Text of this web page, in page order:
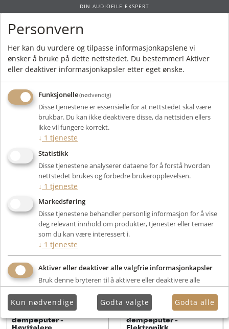
DIN AUDIOFILE EKSPERT
Forside / Produkter/ Tilbehør / Ansuz
Filter
Viser 36 produkter
Sonic Design
dempeputer -
Sonic Design
dempeputer -
Personvern
Her kan du vurdere og tilpasse informasjonkapslene vi
ønsker å bruke på dette nettstedet. Du bestemmer! Aktiver
eller deaktiver informasjonkapsler etter eget ønske.
Funksjonelle(nødvendig)
Disse tjenestene er essensielle for at nettstedet skal være
brukbar. Du kan ikke deaktivere disse, da nettsiden ellers
ikke vil fungere korrekt.
↓ 1 tjeneste
Statistikk
Disse tjenestene analyserer dataene for å forstå hvordan
nettstedet brukes og forbedre brukeropplevelsen.
↓ 1 tjeneste
Markedsføring
Disse tjenestene behandler personlig informasjon for å vise
deg relevant innhold om produkter, tjenester eller temaer
som du kan være interessert i.
↓ 1 tjeneste
Aktiver eller deaktiver alle valgfrie informasjonkapsler
Bruk denne bryteren til å aktivere eller deaktivere alle
Kun nødvendige Godta valgte Godta alle